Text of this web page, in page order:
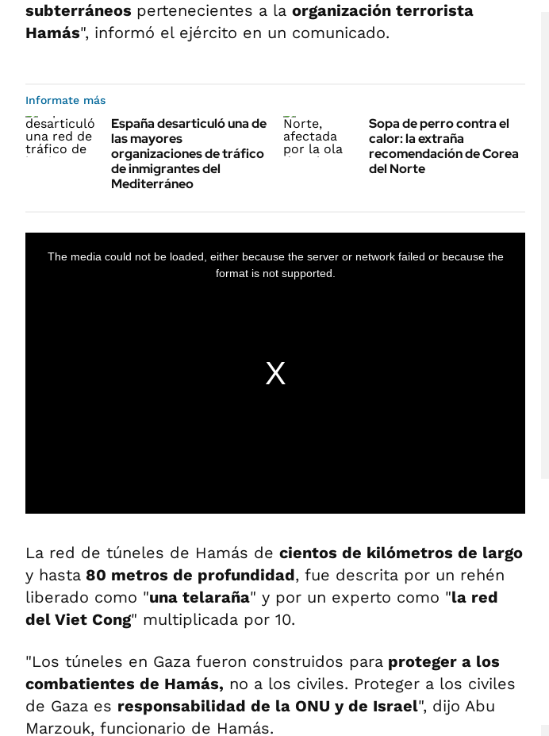
subterráneos pertenecientes a la organización terrorista
Hamás", informó el ejército en un comunicado.
Informate más
España desarticuló una de
las mayores
organizaciones de tráfico
de inmigrantes del
Mediterráneo
Sopa de perro contra el
calor: la extraña
recomendación de Corea
del Norte
La red de túneles de Hamás de cientos de kilómetros de largo
y hasta 80 metros de profundidad, fue descrita por un rehén
liberado como "una telaraña" y por un experto como "la red
del Viet Cong" multiplicada por 10.
"Los túneles en Gaza fueron construidos para proteger a los
combatientes de Hamás, no a los civiles. Proteger a los civiles
de Gaza es responsabilidad de la ONU y de Israel", dijo Abu
Marzouk, funcionario de Hamás.